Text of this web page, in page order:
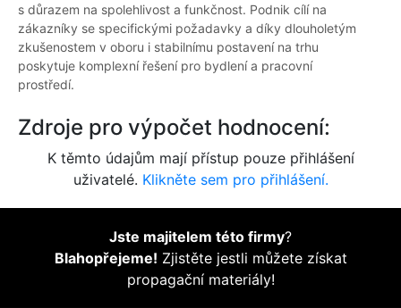
s důrazem na spolehlivost a funkčnost. Podnik cílí na
zákazníky se specifickými požadavky a díky dlouholetým
zkušenostem v oboru i stabilnímu postavení na trhu
poskytuje komplexní řešení pro bydlení a pracovní
prostředí.
Zdroje pro výpočet hodnocení:
K těmto údajům mají přístup pouze přihlášení
uživatelé. Klikněte sem pro přihlášení.
Jste majitelem této firmy?
Blahopřejeme! Zjistěte jestli můžete získat
propagační materiály!